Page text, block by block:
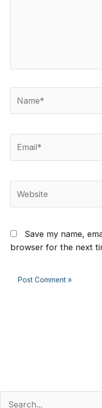
Save my name,
browser for the next